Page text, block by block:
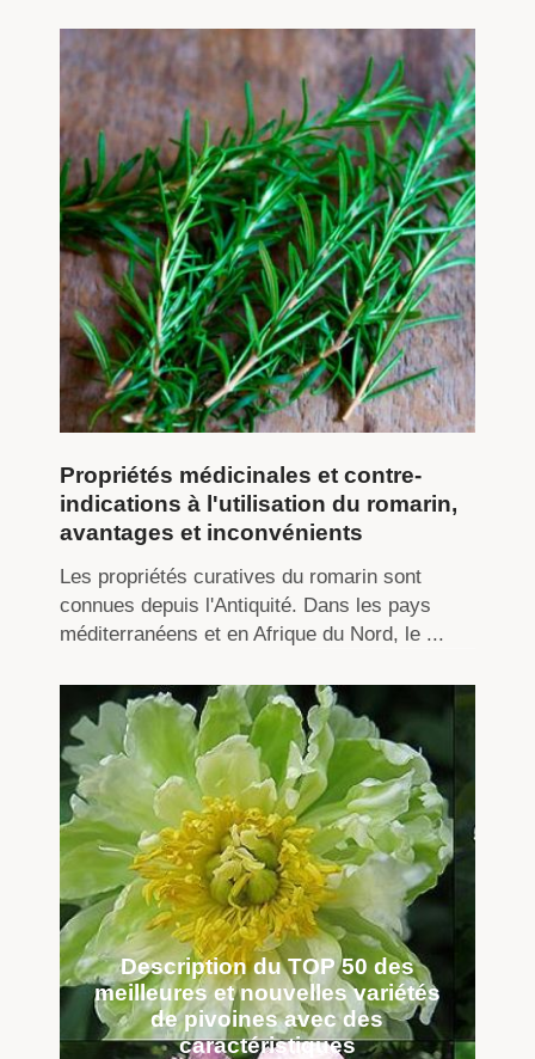
Propriétés médicinales et contre-
indications à l'utilisation du romarin,
avantages et inconvénients
Les propriétés curatives du romarin sont
connues depuis l'Antiquité. Dans les pays
méditerranéens et en Afrique du Nord, le ...
Description du TOP 50 des
meilleures et nouvelles variétés
de pivoines avec des
caractéristiques